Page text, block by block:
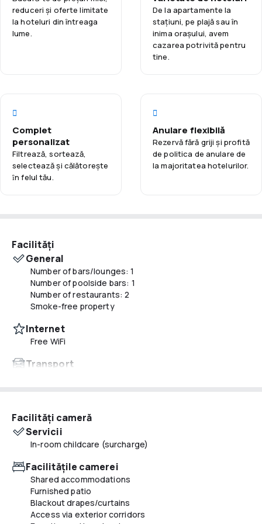
conectat cu lumea. Hotelul oferă, de asemenea, transfer
gratuit de la aeroport, făcând călătoria și mai confortabilă.
În plus, vei găsi un magazin de suveniruri și locuri de parcare
gratuite. Personalul hotelului, vorbitor de mai multe limbi,
experiență deosebită.
reduceri și oferte limitate
la hoteluri din întreaga
lume.
De la apartamente la
staţiuni, pe plajă sau în
inima orașului, avem
cazarea potrivită pentru
tine.
Complet
personalizat
Filtrează, sortează,
selectează și călătoreşte
ȋn felul tău.
Anulare flexibilă
Rezervă fără griji și profită
de politica de anulare de
la majoritatea hotelurilor.
Facilități
General
Number of bars/lounges: 1
Number of poolside bars: 1
Number of restaurants: 2
Smoke-free property
Internet
Free WiFi
Transport
Hiking/biking trails nearby
Mâncăruri și băuturi
Breakfast available (surcharge)
Number of coffee shops/cafes: 1
Coffee/tea in common areas
Television in common areas
Snack bar/deli
Separate dining area
Facilităţi cameră
Servicii
In-room childcare (surcharge)
Facilităţile camerei
Shared accommodations
Furnished patio
Blackout drapes/curtains
Access via exterior corridors